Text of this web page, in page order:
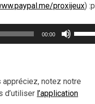
proxijeux) :p
00:00
appréciez, notez notre
d’utiliser l’application